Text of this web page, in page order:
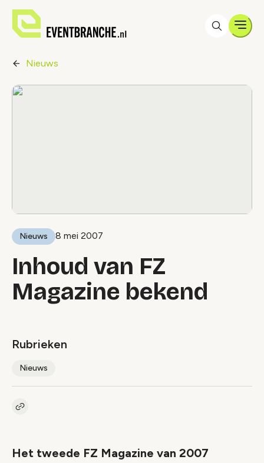
Nieuws
Nieuws 8 mei 2007
Inhoud van FZ
Magazine bekend
Rubrieken
Nieuws
Kopieer link naar artikel
Het tweede FZ Magazine van 2007